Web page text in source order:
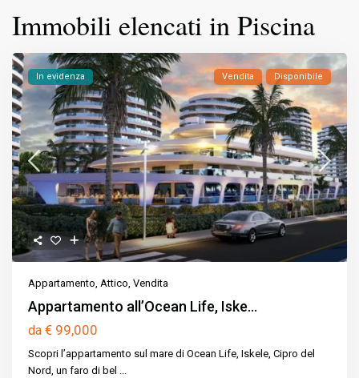
Immobili elencati in Piscina
In evidenza Vendita Disponibile
Appartamento,Attico,Vendita
Appartamento all’Ocean Life, Iske...
da € 99,000
Scopri l’appartamento sul mare di Ocean Life, Iskele, Cipro del
Nord, un faro di bel ...